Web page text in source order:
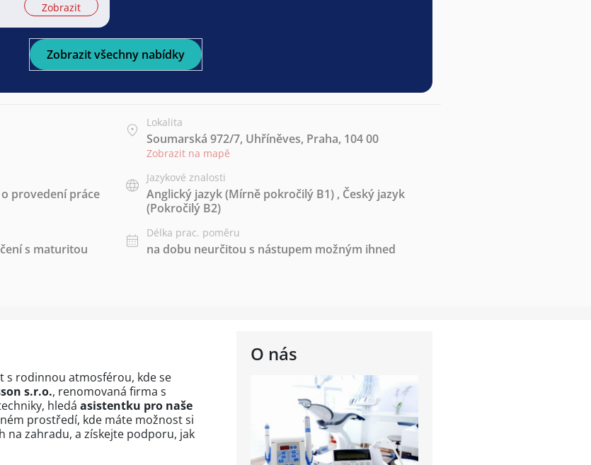
Zobrazit
Zobrazit všechny nabídky
Lokalita
Soumarská 972/7, Uhříněves, Praha, 104 00
Zobrazit na mapě
provedení práce
Jazykové znalosti
Anglický jazyk(Mírně pokročilý B1) , Český jazyk
(Pokročilý B2)
s maturitou
Délka prac. poměru
na dobu neurčitou s nástupem možným ihned
O nás
s rodinnou atmosférou, kde se
s.r.o., renomovaná firma s
hledá asistentku pro naše
prostředí, kde máte možnost si
na zahradu, a získejte podporu, jak